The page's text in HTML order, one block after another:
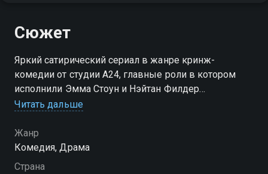
Сюжет
Яркий сатирический сериал в жанре кринж-
комедии от студии A24, главные роли в котором
исполнили Эмма Стоун и Нэйтан Филдер
можете совершенно бесплатно в хорошем HD
качестве на Смотрёшке
Читать дальше
Жанр
Комедия, Драма
Страна